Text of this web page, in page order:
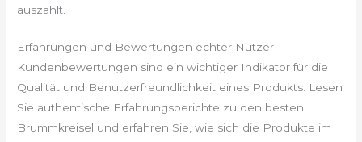
auszahlt.
Erfahrungen und Bewertungen echter Nutzer
Kundenbewertungen sind ein wichtiger Indikator für die
Qualität und Benutzerfreundlichkeit eines Produkts. Lesen
Sie authentische Erfahrungsberichte zu den besten
Brummkreisel und erfahren Sie, wie sich die Produkte im